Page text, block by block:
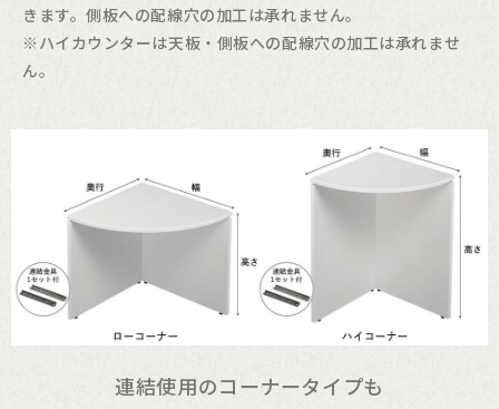
きます。側板への配線穴の加工は承れません。
※ハイカウンターは天板・側板への配線穴の加工は承れませ
ん。
連結使用のコーナータイプも